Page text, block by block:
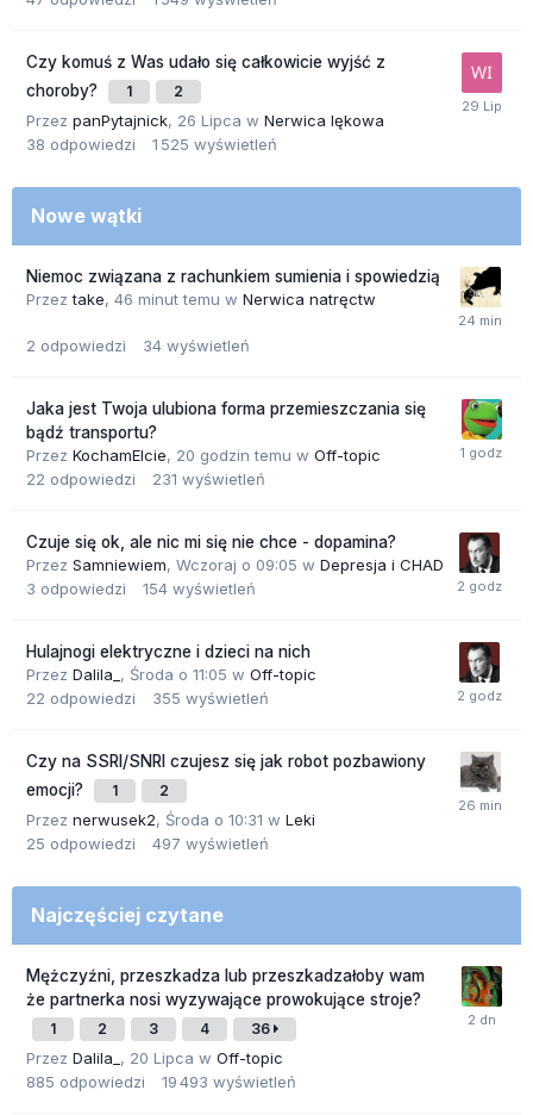
Czy komuś z Was udało się całkowicie wyjść z
choroby?
1 2
Przez panPytajnick, 26 Lipca w Nerwica lękowa
38 odpowiedzi 1 525 wyświetleń
Nowe wątki
Niemoc związana z rachunkiem sumienia i spowiedzią
Przeztake, 46 minut temu w Nerwica natręctw
2 odpowiedzi 34 wyświetleń
Jaka jest Twoja ulubiona forma przemieszczania się
bądź transportu?
Przez KochamElcie, 20 godzin temu w Off-topic
22 odpowiedzi 231 wyświetleń
Czuje się ok, ale nic mi się nie chce - dopamina?
Przez Samniewiem, Wczoraj o 09:05 w Depresja i CHAD
3 odpowiedzi 154 wyświetleń
Hulajnogi elektryczne i dzieci na nich
Przez Dalila_ , Środa o 11:05 w Off-topic
22 odpowiedzi 355 wyświetleń
Czy na SSRI/SNRI czujesz się jak robot pozbawiony
emocji?
1 2
Przez nerwusek2, Środa o 10:31 w Leki
25 odpowiedzi 497 wyświetleń
Najczęściej czytane
Mężczyźni, przeszkadza lub przeszkadzałoby wam
że partnerka nosi wyzywające prowokujące stroje?
1 2 3 4 36
Przez Dalila_ , 20 Lipca w Off-topic
885 odpowiedzi 19 493 wyświetleń